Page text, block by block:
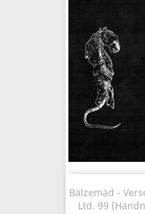
Bälzemäd -
Ltd. 99